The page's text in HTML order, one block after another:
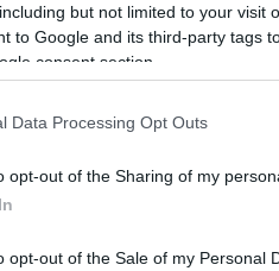
but not limited to your visit
to Google and its third-party tags
consent section.
Data Processing Opt Outs
opt-out of the Sharing of my
opt-out of the Sale of my Personal